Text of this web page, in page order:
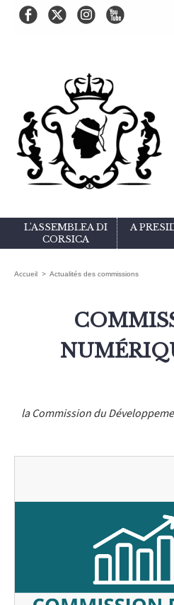
L'ASSEMBLEA DI
CORSICA
A
Accueil > Actualités des commissions
la Commission du